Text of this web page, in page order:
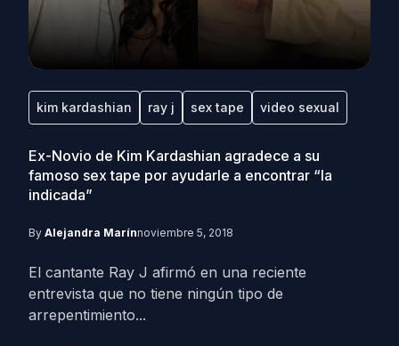
kim kardashian ray j sex tape video sexual
Ex-Novio de Kim Kardashian agradece a su
famoso sex tape por ayudarle a encontrar “la
indicada”
By Alejandra Marínnoviembre 5, 2018
El cantante Ray J afirmó en una reciente
entrevista que no tiene ningún tipo de
arrepentimiento...